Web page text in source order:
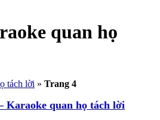
quan họ
tách lời » Trang 4
Karaoke quan họ tách lời